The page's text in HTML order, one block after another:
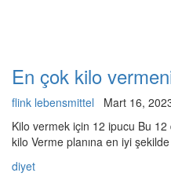
En çok kilo
flink lebensmittel Mart 16,
Kilo vermek için 12 ipucu Bu
kilo Verme planına en iyi
diyet